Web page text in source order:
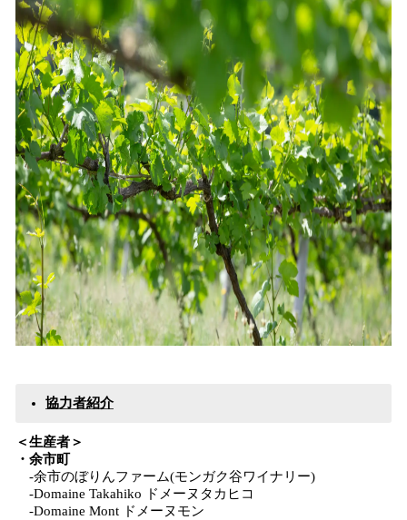
協力者紹介
＜生産者＞
・余市町
-余市のぼりんファーム(モンガク谷ワイナリー)
-Domaine Takahiko ドメーヌタカヒコ
-Domaine Mont ドメーヌモン